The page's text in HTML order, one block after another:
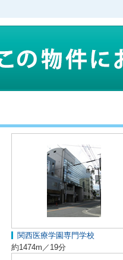
関西医療学園専門学校
約1474m／19分